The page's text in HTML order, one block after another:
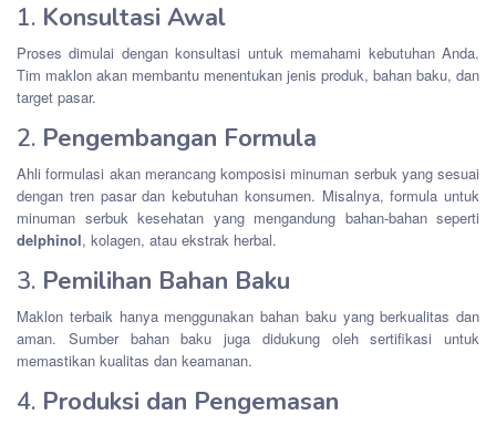
1. Konsultasi Awal
Proses dimulai dengan konsultasi untuk memahami kebutuhan Anda.
Tim maklon akan membantu menentukan jenis produk, bahan baku, dan
target pasar.
2. Pengembangan Formula
Ahli formulasi akan merancang komposisi minuman serbuk yang sesuai
dengan tren pasar dan kebutuhan konsumen. Misalnya, formula untuk
minuman serbuk kesehatan yang mengandung bahan-bahan seperti
delphinol, kolagen, atau ekstrak herbal.
3. Pemilihan Bahan Baku
Maklon terbaik hanya menggunakan bahan baku yang berkualitas dan
aman. Sumber bahan baku juga didukung oleh sertifikasi untuk
memastikan kualitas dan keamanan.
4. Produksi dan Pengemasan